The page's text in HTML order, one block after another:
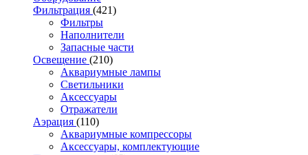
Фильтрация (421)
Фильтры
Наполнители
Запасные части
Освещение (210)
Аквариумные лампы
Светильники
Аксессуары
Отражатели
Аэрация (110)
Аквариумные компрессоры
Аксессуары, комплектующие